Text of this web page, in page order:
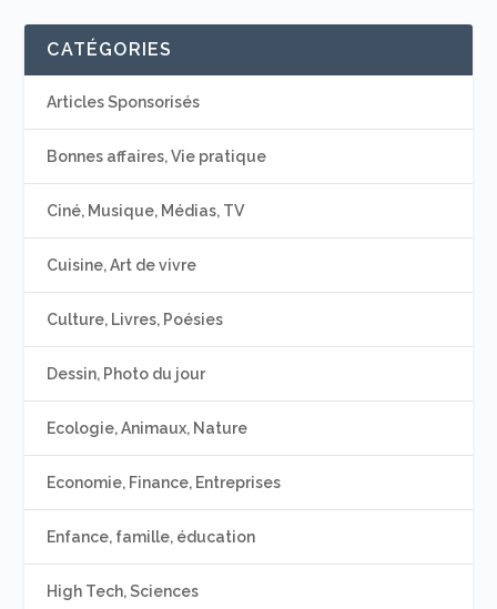
CATÉGORIES
Articles Sponsorisés
Bonnes affaires, Vie pratique
Ciné, Musique, Médias, TV
Cuisine, Art de vivre
Culture, Livres, Poésies
Dessin, Photo du jour
Ecologie, Animaux, Nature
Economie, Finance, Entreprises
Enfance, famille, éducation
High Tech, Sciences